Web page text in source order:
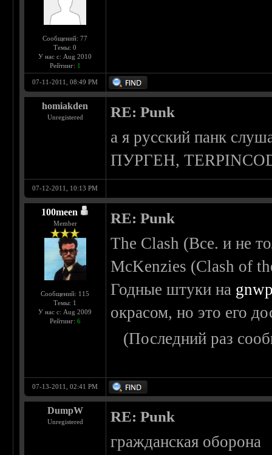
Сообщений: 77
Темы: 0
У нас с: Aug 2010
Рейтинг: 1
07-11-2011, 08:49 PM
homiakden
Unregistered RE: Punk
а я русский панк
ПУРГЕН,
07-12-2011, 10:13 PM
100meen
Member
Сообщений: 115
Темы: 1
У нас с: Aug 2009
Рейтинг: 6
RE: Punk
The Clash (Все. и не
McKenzies (Clash of
Годные штуки на
окрасом, но это его
(Последний раз
07-13-2011, 02:41 PM
DumpW
Unregistered RE: Punk
гражданская оборона